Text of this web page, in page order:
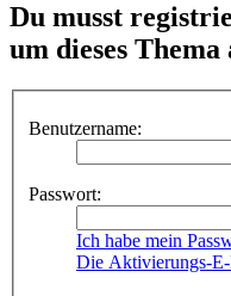
Du musst
um dieses Thema
Benutzername:
Passwort:
Ich habe mein
Die Aktivierungs-E-